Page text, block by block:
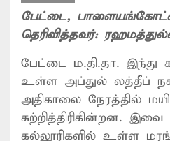
பேட்டை,
தெரிவித்தவர்:
பேட்டை ம.தி.தா. இந்து
உள்ள அப்துல் லத்தீப் நகர்
அதிகாலை நேரத்தில்
சுற்றித்திரிகின்றன.
கல்லூரிகளில் உள்ள